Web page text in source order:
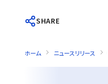
SHARE
ホーム ニュースリリース